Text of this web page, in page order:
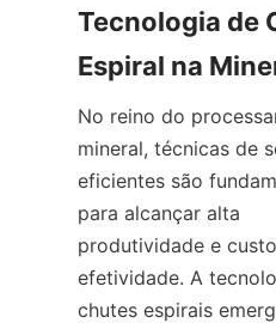
Tecnologia de
Espiral na
No reino do
mineral, técnicas de
eficientes são
para alcançar alta
produtividade e
efetividade. A
chutes espirais